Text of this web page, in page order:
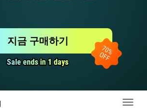
Sale ends in 1 days
Sale ends in 1 days
지금 구매하기
전